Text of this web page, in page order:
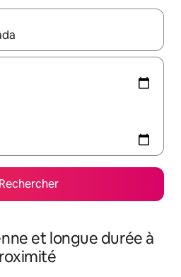
utilisez les flèches vers le
Rechercher
et longue durée à